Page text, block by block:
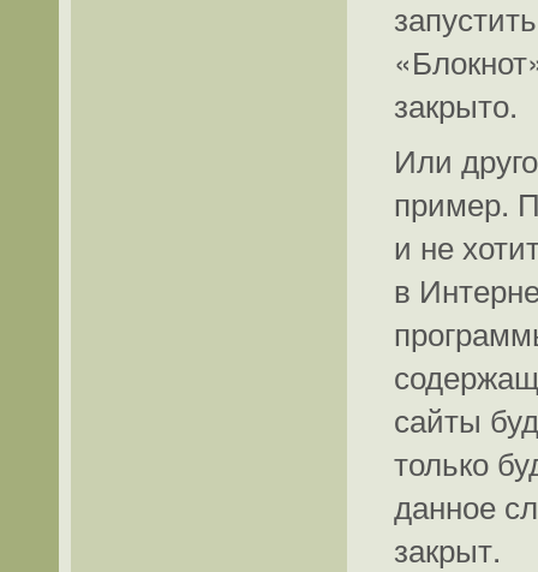
закрыто.
Или
пример.
и не
в
сайты
только
данное
закрыт.